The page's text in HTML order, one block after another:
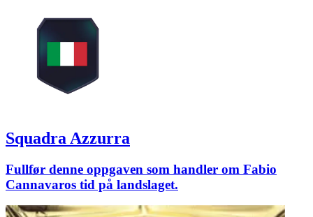
Squadra Azzurra
Fullfør denne oppgaven som handler om Fabio
Cannavaros tid på landslaget.